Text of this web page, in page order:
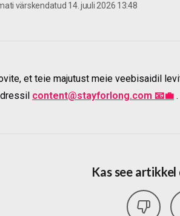
värskendatud 14. juuli 2026 13:48
et teie majutust meie veebisaidil
content@stayforlong.com 📧💼 .
Kas see